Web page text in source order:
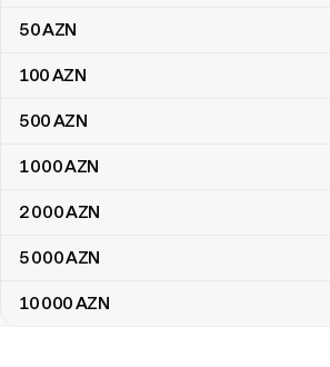
50AZN
100AZN
500AZN
1 000AZN
2 000AZN
5 000AZN
10 000AZN